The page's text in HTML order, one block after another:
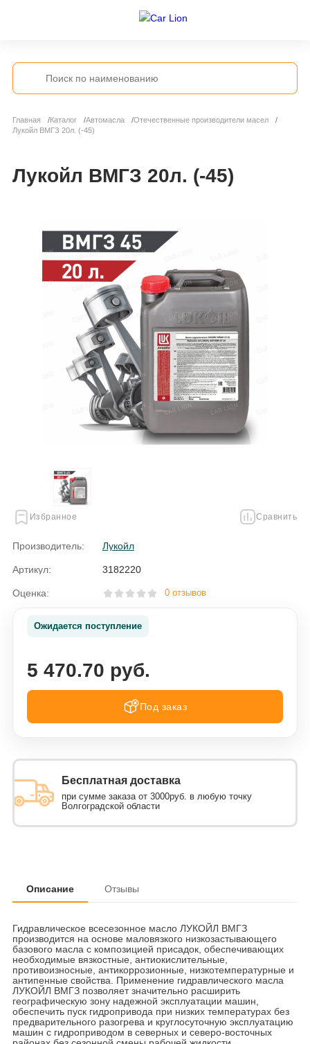
Главная Каталог Автомасла
Отечественные производители масел
Лукойл ВМГЗ 20л. (-45)
Лукойл ВМГЗ 20л. (-45)
Избранное Сравнить
Производитель: Лукойл
Артикул: 3182220
Оценка: 0 отзывов
Ожидается поступление
5 470.70 руб.
Под заказ
Бесплатная доставка
при сумме заказа от 3000руб. в любую точку
Волгоградской области
Описание Отзывы
Гидравлическое всесезонное масло ЛУКОЙЛ ВМГЗ
производится на основе маловязкого низкозастывающего
базового масла с композицией присадок, обеспечивающих
необходимые вязкостные, антиокислительные,
противоизносные, антикоррозионные, низкотемпературные и
антипенные свойства. Применение гидравлического масла
ЛУКОЙЛ ВМГЗ позволяет значительно расширить
географическую зону надежной эксплуатации машин,
обеспечить пуск гидропривода при низких температурах без
предварительного разогрева и круглосуточную эксплуатацию
машин с гидроприводом в северных и северо-восточных